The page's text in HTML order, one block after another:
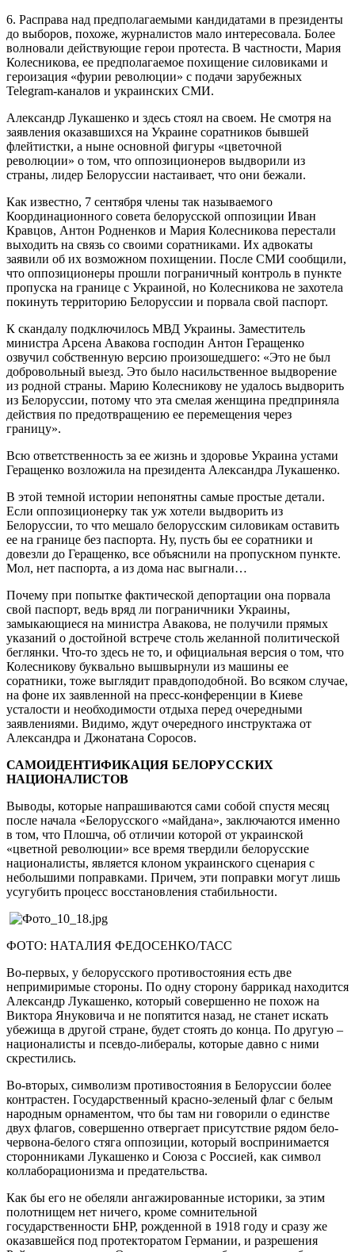
6. Расправа над предполагаемыми кандидатами в президенты
до выборов, похоже, журналистов мало интересовала. Более
волновали действующие герои протеста. В частности, Мария
Колесникова, ее предполагаемое похищение силовиками и
героизация «фурии революции» с подачи зарубежных
Telegram-каналов и украинских СМИ.
Александр Лукашенко и здесь стоял на своем. Не смотря на
заявления оказавшихся на Украине соратников бывшей
флейтистки, а ныне основной фигуры «цветочной
революции» о том, что оппозиционеров выдворили из
страны, лидер Белоруссии настаивает, что они бежали.
Как известно, 7 сентября члены так называемого
Координационного совета белорусской оппозиции Иван
Кравцов, Антон Родненков и Мария Колесникова перестали
выходить на связь со своими соратниками. Их адвокаты
заявили об их возможном похищении. После СМИ сообщили,
что оппозиционеры прошли пограничный контроль в пункте
пропуска на границе с Украиной, но Колесникова не захотела
покинуть территорию Белоруссии и порвала свой паспорт.
К скандалу подключилось МВД Украины. Заместитель
министра Арсена Авакова господин Антон Геращенко
озвучил собственную версию произошедшего: «Это не был
добровольный выезд. Это было насильственное выдворение
из родной страны. Марию Колесникову не удалось выдворить
из Белоруссии, потому что эта смелая женщина предприняла
действия по предотвращению ее перемещения через
границу».
Всю ответственность за ее жизнь и здоровье Украина устами
Геращенко возложила на президента Александра Лукашенко.
В этой темной истории непонятны самые простые детали.
Если оппозиционерку так уж хотели выдворить из
Белоруссии, то что мешало белорусским силовикам оставить
ее на границе без паспорта. Ну, пусть бы ее соратники и
довезли до Геращенко, все объяснили на пропускном пункте.
Мол, нет паспорта, а из дома нас выгнали…
Почему при попытке фактической депортации она порвала
свой паспорт, ведь вряд ли пограничники Украины,
замыкающиеся на министра Авакова, не получили прямых
указаний о достойной встрече столь желанной политической
беглянки. Что-то здесь не то, и официальная версия о том, что
Колесникову буквально вышвырнули из машины ее
соратники, тоже выглядит правдоподобной. Во всяком случае,
на фоне их заявленной на пресс-конференции в Киеве
усталости и необходимости отдыха перед очередными
заявлениями. Видимо, ждут очередного инструктажа от
Александра и Джонатана Соросов.
САМОИДЕНТИФИКАЦИЯ БЕЛОРУССКИХ
НАЦИОНАЛИСТОВ
Выводы, которые напрашиваются сами собой спустя месяц
после начала «Белорусского «майдана», заключаются именно
в том, что Плошча, об отличии которой от украинской
«цветной революции» все время твердили белорусские
националисты, является клоном украинского сценария с
небольшими поправками. Причем, эти поправки могут лишь
усугубить процесс восстановления стабильности.
ФОТО: НАТАЛИЯ ФЕДОСЕНКО/ТАСС
Во-первых, у белорусского противостояния есть две
непримиримые стороны. По одну сторону баррикад находится
Александр Лукашенко, который совершенно не похож на
Виктора Януковича и не попятится назад, не станет искать
убежища в другой стране, будет стоять до конца. По другую –
националисты и псевдо-либералы, которые давно с ними
скрестились.
Во-вторых, символизм противостояния в Белоруссии более
контрастен. Государственный красно-зеленый флаг с белым
народным орнаментом, что бы там ни говорили о единстве
двух флагов, совершенно отвергает присутствие рядом бело-
червона-белого стяга оппозиции, который воспринимается
сторонниками Лукашенко и Союза с Россией, как символ
коллаборационизма и предательства.
Как бы его не обеляли ангажированные историки, за этим
полотнищем нет ничего, кроме сомнительной
государственности БНР, рожденной в 1918 году и сразу же
оказавшейся под протекторатом Германии, и разрешения